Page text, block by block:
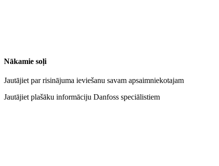
Nākamie soļi
Jautājiet par risinājuma ieviešanu savam apsaimniekotajam
Jautājiet plašāku informāciju Danfoss speciālistiem